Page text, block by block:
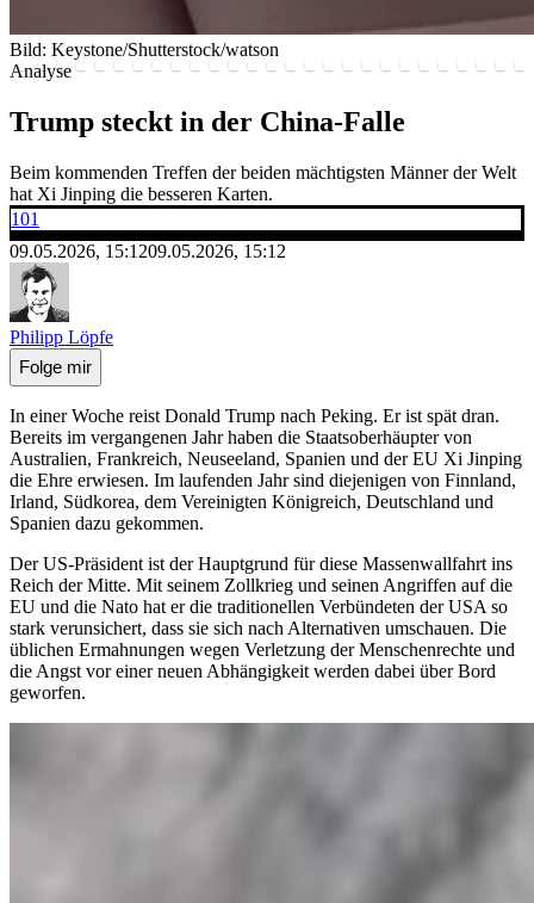
Bild: Keystone/Shutterstock/watson
Analyse
Trump steckt in der China-Falle
Beim kommenden Treffen der beiden mächtigsten Männer der Welt
hat Xi Jinping die besseren Karten.
101
09.05.2026, 15:1209.05.2026, 15:12
Philipp Löpfe
Folge mir
In einer Woche reist Donald Trump nach Peking. Er ist spät dran.
Bereits im vergangenen Jahr haben die Staatsoberhäupter von
Australien, Frankreich, Neuseeland, Spanien und der EU Xi Jinping
die Ehre erwiesen. Im laufenden Jahr sind diejenigen von Finnland,
Irland, Südkorea, dem Vereinigten Königreich, Deutschland und
Spanien dazu gekommen.
Der US-Präsident ist der Hauptgrund für diese Massenwallfahrt ins
Reich der Mitte. Mit seinem Zollkrieg und seinen Angriffen auf die
EU und die Nato hat er die traditionellen Verbündeten der USA so
stark verunsichert, dass sie sich nach Alternativen umschauen. Die
üblichen Ermahnungen wegen Verletzung der Menschenrechte und
die Angst vor einer neuen Abhängigkeit werden dabei über Bord
geworfen.